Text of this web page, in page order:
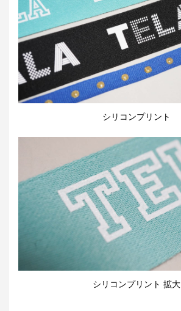
シリコンプリント
シリコンプリント 拡大